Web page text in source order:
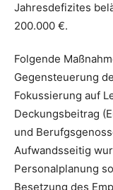
Jahresdefizites
200.000 €.
Folgende
Gegensteuerung
Fokussierung auf
Deckungsbeitrag
und
Aufwandsseitig
Personalplanung
Besetzung des